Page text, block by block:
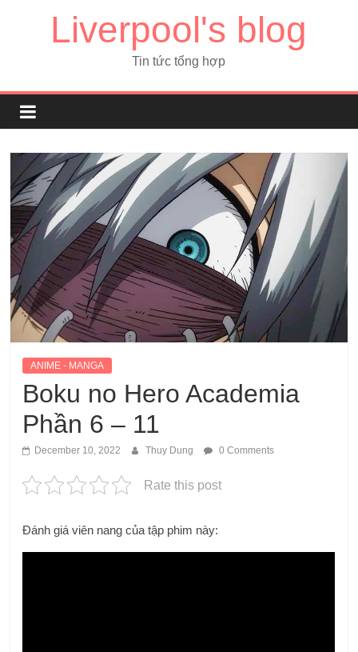
Liverpool's blog
Tin tức tổng hợp
ANIME - MANGA
Boku no Hero Academia
Phần 6 – 11
December 10, 2022 Thuy Dung 0 Comments
Rate this post
Đánh giá viên nang của tập phim này: